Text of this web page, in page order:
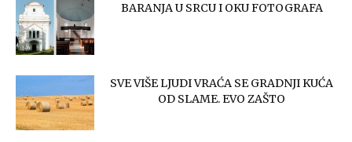
BARANJA U SRCU I OKU FOTOGRAFA
SVE VIŠE LJUDI VRAĆA SE GRADNJI KUĆA
OD SLAME. EVO ZAŠTO